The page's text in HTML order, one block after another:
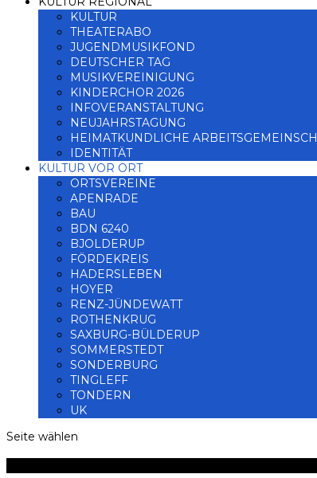
KULTUR
THEATERABO
JUGENDMUSIKFOND
DEUTSCHER TAG
MUSIKVEREINIGUNG
KINDERCHOR 2026
INFOVERANSTALTUNG
NEUJAHRSTAGUNG
HEIMATKUNDLICHE
IDENTITÄT
KULTUR VOR ORT
ORTSVEREINE
APENRADE
BAU
BDN 6240
BJOLDERUP
FÖRDEKREIS
HADERSLEBEN
HOYER
RENZ-JÜNDEWATT
ROTHENKRUG
SAXBURG-BÜLDERUP
SOMMERSTEDT
SONDERBURG
TINGLEFF
TONDERN
UK
Seite wählen